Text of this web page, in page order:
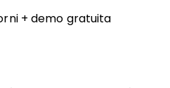
+ demo gratuita